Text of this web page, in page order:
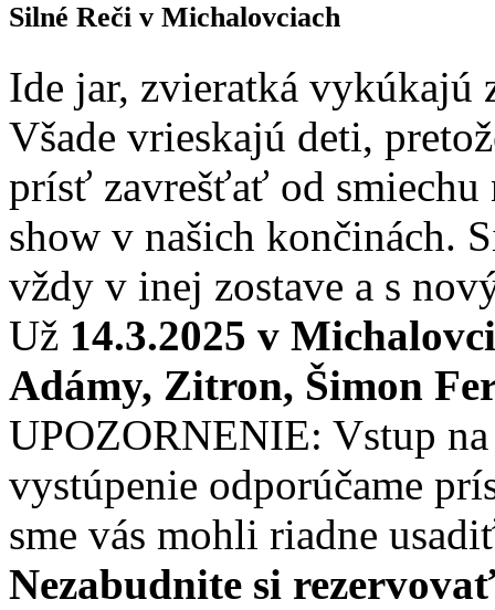
Silné Reči v Michalovciach
Ide jar, zvieratká vykúkajú
Všade vrieskajú deti,
prísť zavrešťať od smiechu
show v našich končinách.
vždy v inej zostave a s
Už 14.3.2025 v
Adámy, Zitron, Šimon
UPOZORNENIE: Vstup
vystúpenie odporúčame
sme vás mohli riadne
Nezabudnite si